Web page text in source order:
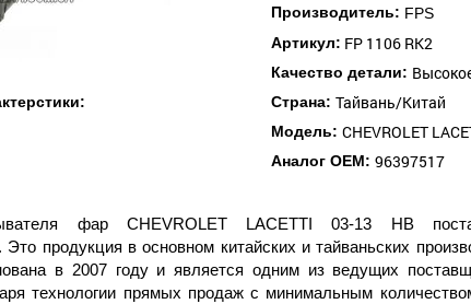
Производитель: FPS
Артикул: FP 1106 RK2
Качество детали:
Страна:Тайвань/Китай
Модель:CHEVROLET
Аналог ОЕМ:96397517
фар CHEVROLET LACETTI 03-13 HB
продукция в основном китайских и тайваньских
в 2007 году и является одним из ведущих
технологии прямых продаж с минимальным